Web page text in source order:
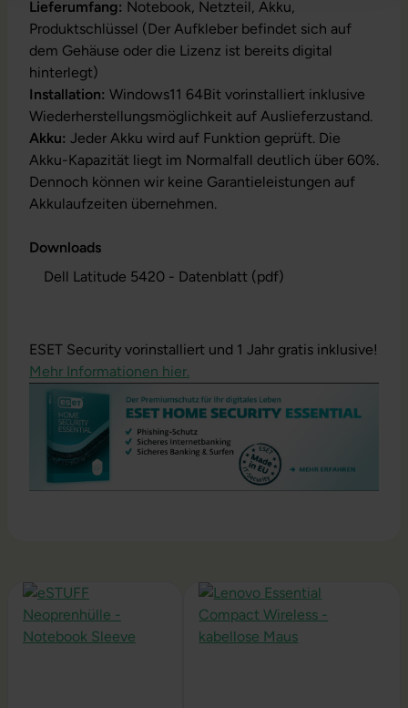
Lieferumfang: Notebook, Netzteil, Akku,
Produktschlüssel (Der Aufkleber befindet sich auf
dem Gehäuse oder die Lizenz ist bereits digital
hinterlegt)
Installation: Windows11 64Bit vorinstalliert inklusive
Wiederherstellungsmöglichkeit auf Auslieferzustand.
Akku: Jeder Akku wird auf Funktion geprüft. Die
Akku-Kapazität liegt im Normalfall deutlich über 60%.
Dennoch können wir keine Garantieleistungen auf
Akkulaufzeiten übernehmen.
Downloads
Dell Latitude 5420 - Datenblatt (pdf)
ESET Security vorinstalliert und 1 Jahr gratis inklusive!
Mehr Informationen hier.
Produktgalerie überspringen